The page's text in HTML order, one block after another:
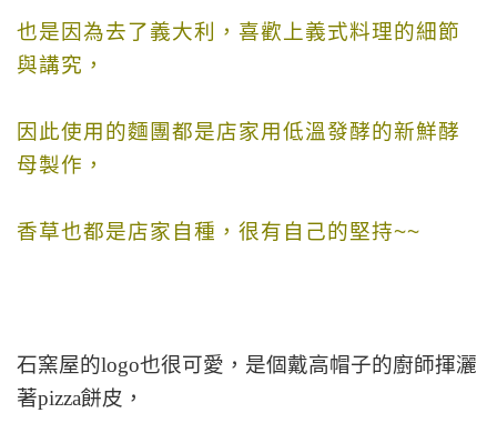
也是因為去了義大利，喜歡上義式料理的細節
與講究，
因此使用的麵團都是店家用低溫發酵的新鮮酵
母製作 ，
香草也都是店家自種，很有自己的堅持~~
石窯屋的logo也很可愛，是個戴高帽子的廚師揮灑
著pizza餅皮，